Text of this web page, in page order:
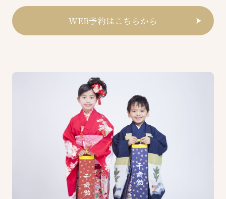
WEB予約はこちらから